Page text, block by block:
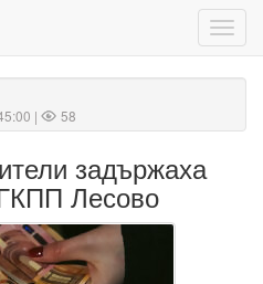
| 58
задържаха
Лесово